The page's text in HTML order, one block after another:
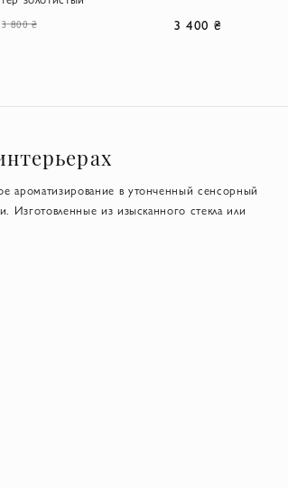
3 800 ₴ 3 400 ₴
ароматизирование в утонченный сенсорный
Изготовленные из изысканного стекла или
консоли или тумбочке, они привносят не